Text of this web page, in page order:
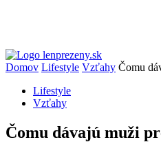
Domov Lifestyle Vzťahy Čomu
Lifestyle
Vzťahy
Čomu dávajú muži